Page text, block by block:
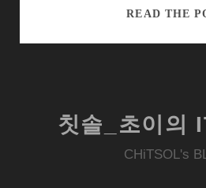
READ THE
칫솔_초이의
CHiTSOL's